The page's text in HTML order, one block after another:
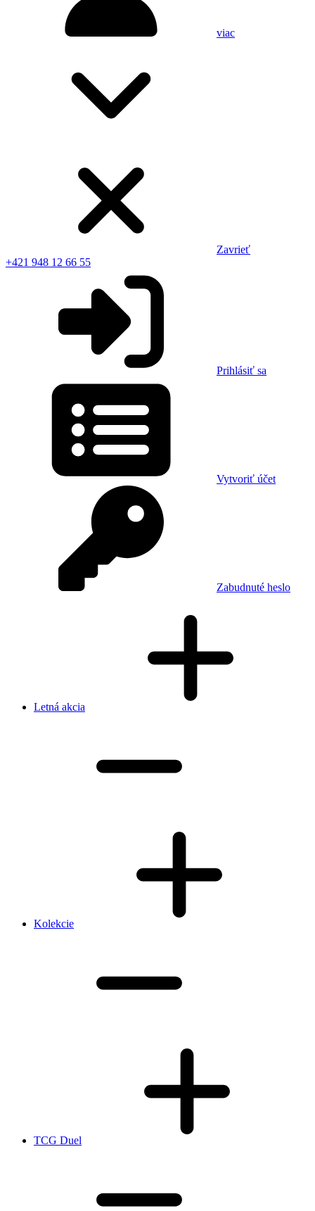
viac
Zavrieť
+421 948 12 66 55
Prihlásiť sa
Vytvoriť účet
Zabudnuté heslo
Letná akcia
Kolekcie
TCG Duel